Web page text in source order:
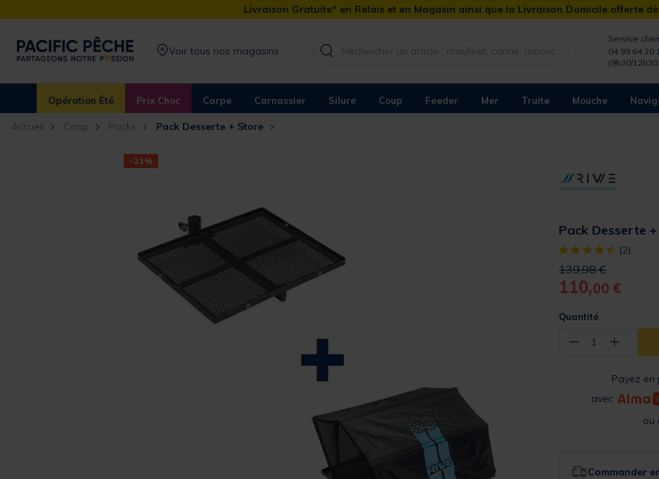
Livraison Gratuite* en Relais et en Magasin ainsi que la Livraison Domicile offerte
Voir tous nos magasins
Service
04 99 64 20
(9h30/
Opération Été Prix Choc Carpe Carnassier Silure Coup Feeder Mer Truite Mouche
Accueil Coup Packs Pack Desserte + Store
-21%
Pack Desserte
[object Object] out of
(2)
Price reduced from
139,98 €to
110,00 €
Quantité
− 1 +
Payez en
avec
Commander